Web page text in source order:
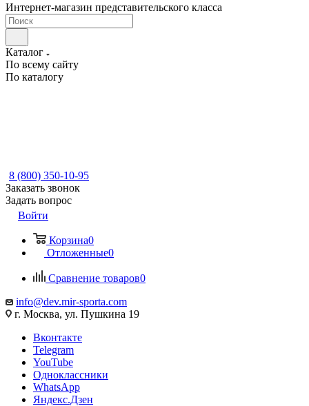
Интернет-магазин представительского класса
Каталог
По всему сайту
По каталогу
8 (800) 350-10-95
Заказать звонок
Задать вопрос
Войти
Корзина0
Отложенные0
Сравнение товаров0
info@dev.mir-sporta.com
г. Москва, ул. Пушкина 19
Вконтакте
Telegram
YouTube
Одноклассники
WhatsApp
Яндекс.Дзен